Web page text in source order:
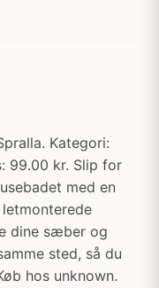
Kategori:
99.00 kr. Slip for
med en
dine sæber og
sted, så du
hos unknown.